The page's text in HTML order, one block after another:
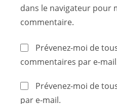
dans le navigateur pour
commentaire.
Prévenez-moi de
commentaires par e-
Prévenez-moi de
par e-mail.